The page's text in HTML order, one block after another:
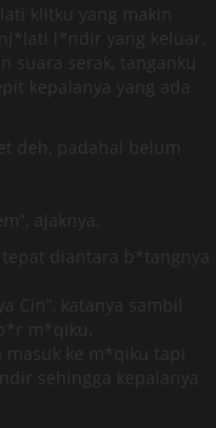
klitku yang makin
l*ndir yang keluar.
suara serak, tanganku
kepalanya yang ada
deh, padahal belum
ajaknya.
diantara b*tangnya
Cin”, katanya sambil
m*qiku.
ke m*qiku tapi
sehingga kepalanya